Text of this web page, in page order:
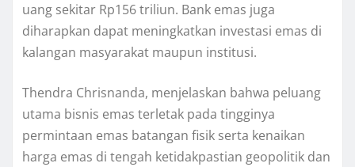
uang sekitar Rp156 triliun. Bank emas juga
diharapkan dapat meningkatkan investasi emas di
kalangan masyarakat maupun institusi.
Thendra Chrisnanda, menjelaskan bahwa peluang
utama bisnis emas terletak pada tingginya
permintaan emas batangan fisik serta kenaikan
harga emas di tengah ketidakpastian geopolitik dan